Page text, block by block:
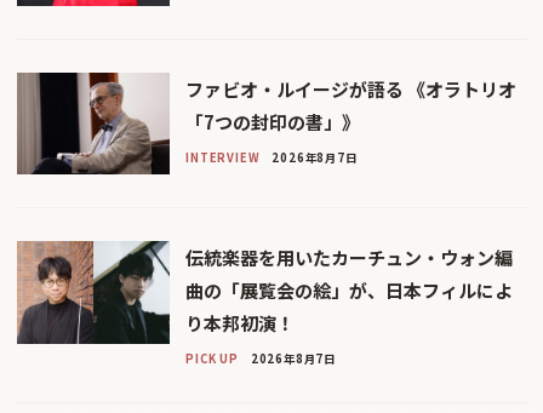
ファビオ・ルイージが語る 《オラトリオ
「7つの封印の書」》
INTERVIEW 2026年8月7日
伝統楽器を用いたカーチュン・ウォン編
曲の「展覧会の絵」が、日本フィルによ
り本邦初演！
PICK UP 2026年8月7日